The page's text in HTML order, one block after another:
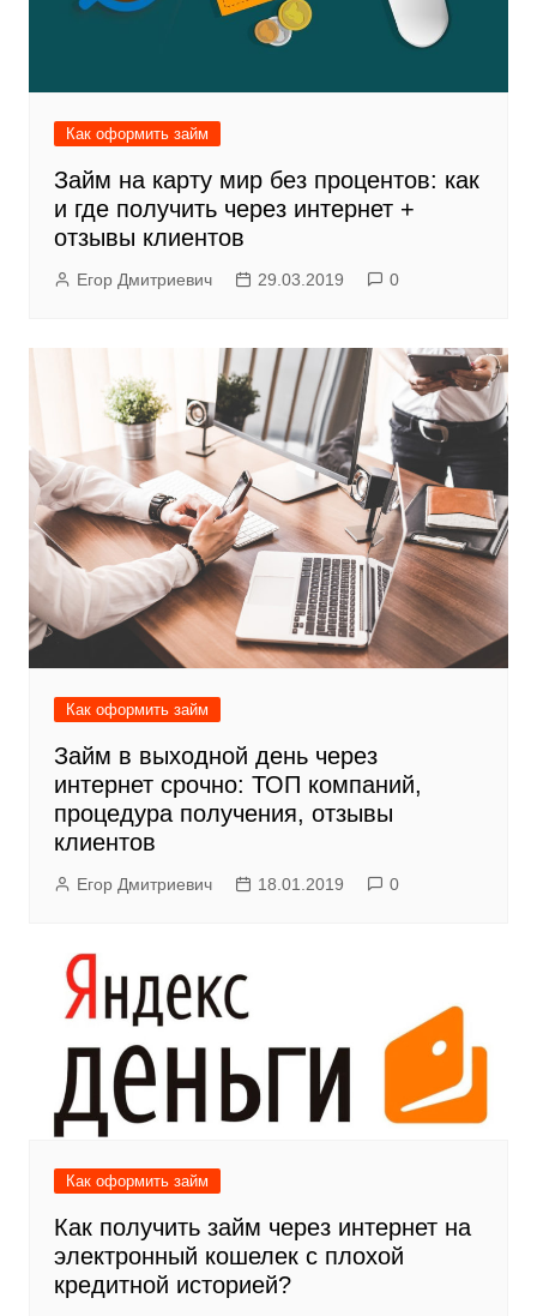
Как оформить займ
Займ на карту мир без процентов: как
и где получить через интернет +
отзывы клиентов
Егор Дмитриевич 29.03.2019 0
Как оформить займ
Займ в выходной день через
интернет срочно: ТОП компаний,
процедура получения, отзывы
клиентов
Егор Дмитриевич 18.01.2019 0
Как оформить займ
Как получить займ через интернет на
электронный кошелек с плохой
кредитной историей?